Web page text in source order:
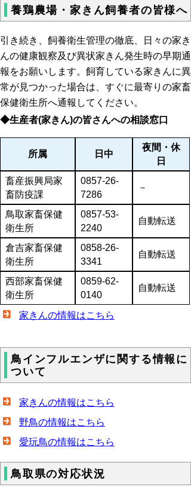
養鶏農場・家きん飼養者の皆様へ
引き続き、飼養衛生管理の徹底、日々の家き
んの健康観察及び異状家きん発生時の早期通
報をお願いします。飼育している家きんに異
常が見つかった場合は、すぐに最寄りの家畜
保健衛生所へ通報してください。
◆生産者(家きん)の皆さんへの相談窓口
所属 日中
夜間・休
日
畜産振興局家
畜防疫課
0857-26-
7286
－
鳥取家畜保健
衛生所
0857-53-
2240
自動転送
倉吉家畜保健
衛生所
0858-26-
3341
自動転送
西部家畜保健
衛生所
0859-62-
0140
自動転送
家きんの情報はこちら
鳥インフルエンザに関する情報に
ついて
家きんの情報はこちら
野鳥の情報はこちら
愛玩鳥の情報はこちら
鳥取県の対応状況